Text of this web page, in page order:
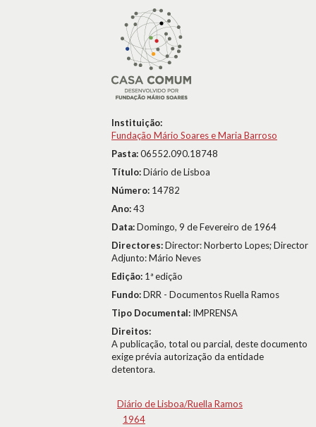
Instituição:
Fundação Mário Soares e Maria Barroso
Pasta:06552.090.18748
Título:Diário de Lisboa
Número: 14782
Ano:43
Data:Domingo, 9 de Fevereiro de 1964
Directores:Director: Norberto Lopes; Director
Adjunto: Mário Neves
Edição: 1ª edição
Fundo:DRR - Documentos Ruella Ramos
Tipo Documental: IMPRENSA
Direitos:
A publicação, total ou parcial, deste documento
exige prévia autorização da entidade
detentora.
Diário de Lisboa/Ruella Ramos
1964